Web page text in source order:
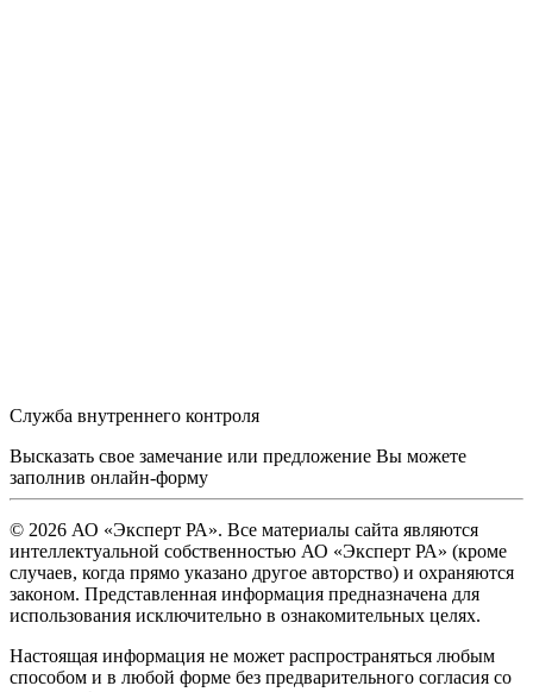
Служба внутреннего контроля
Высказать свое замечание или предложение Вы можете
заполнив онлайн-форму
© 2026 АО «Эксперт РА». Все материалы сайта являются
интеллектуальной собственностью АО «Эксперт РА» (кроме
случаев, когда прямо указано другое авторство) и охраняются
законом. Представленная информация предназначена для
использования исключительно в ознакомительных целях.
Настоящая информация не может распространяться любым
способом и в любой форме без предварительного согласия со